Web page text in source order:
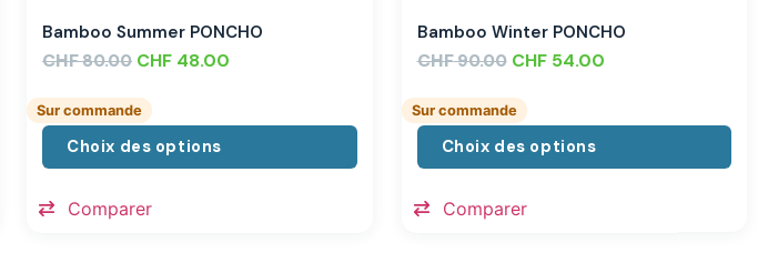
Bamboo Summer PONCHO
CHF80.00 CHF 48.00
Sur commande
Choix des options
Comparer
Bamboo Winter PONCHO
CHF90.00 CHF54.00
Sur commande
Choix des options
Comparer